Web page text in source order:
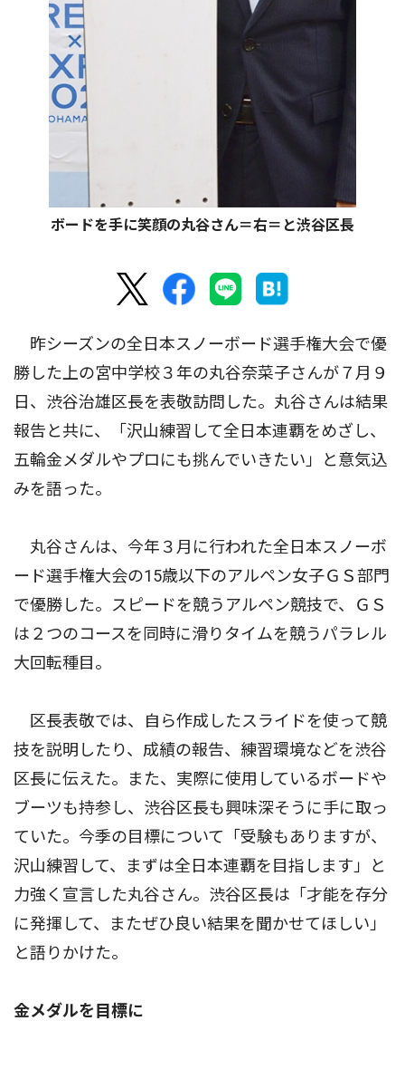
ボードを手に笑顔の丸谷さん＝右＝と渋谷区長
昨シーズンの全日本スノーボード選手権大会で優
勝した上の宮中学校３年の丸谷奈菜子さんが７月９
日、渋谷治雄区長を表敬訪問した。丸谷さんは結果
報告と共に、「沢山練習して全日本連覇をめざし、
五輪金メダルやプロにも挑んでいきたい」と意気込
みを語った。
丸谷さんは、今年３月に行われた全日本スノーボ
ード選手権大会の15歳以下のアルペン女子ＧＳ部門
で優勝した。スピードを競うアルペン競技で、ＧＳ
は２つのコースを同時に滑りタイムを競うパラレル
大回転種目。
区長表敬では、自ら作成したスライドを使って競
技を説明したり、成績の報告、練習環境などを渋谷
区長に伝えた。また、実際に使用しているボードや
ブーツも持参し、渋谷区長も興味深そうに手に取っ
ていた。今季の目標について「受験もありますが、
沢山練習して、まずは全日本連覇を目指します」と
力強く宣言した丸谷さん。渋谷区長は「才能を存分
に発揮して、またぜひ良い結果を聞かせてほしい」
と語りかけた。
金メダルを目標に